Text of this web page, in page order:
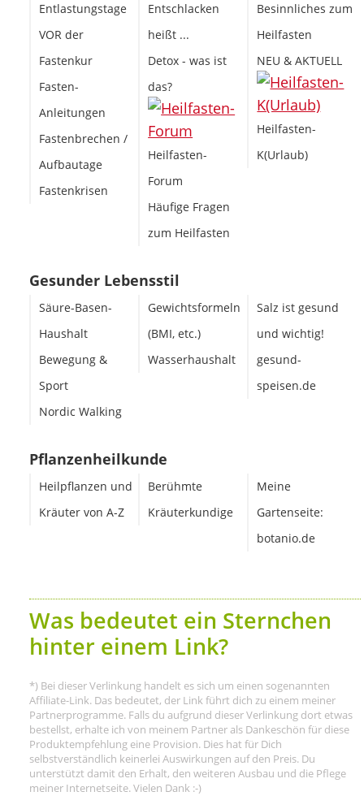
Entlastungstage
VOR der
Fastenkur
Fasten-
Anleitungen
Fastenbrechen /
Aufbautage
Fastenkrisen
Entschlacken
heißt ...
Detox - was ist
das?
Heilfasten-
Forum
Häufige Fragen
zum Heilfasten
Besinnliches zum
Heilfasten
NEU & AKTUELL
Heilfasten-
K(Urlaub)
Gesunder Lebensstil
Säure-Basen-
Haushalt
Bewegung &
Sport
Nordic Walking
Gewichtsformeln
(BMI, etc.)
Wasserhaushalt
Salz ist gesund
und wichtig!
gesund-
speisen.de
Pflanzenheilkunde
Heilpflanzen und
Kräuter von A-Z
Berühmte
Kräuterkundige
Meine
Gartenseite:
botanio.de
Was bedeutet ein Sternchen
hinter einem Link?
*) Bei dieser Verlinkung handelt es sich um einen sogenannten
Affiliate-Link. Das bedeutet, der Link führt dich zu einem meiner
Partnerprogramme. Falls du aufgrund dieser Verlinkung dort etwas
bestellst, erhalte ich von meinem Partner als Dankeschön für diese
Produktempfehlung eine Provision. Dies hat für Dich
selbstverständlich keinerlei Auswirkungen auf den Preis. Du
unterstützt damit den Erhalt, den weiteren Ausbau und die Pflege
meiner Internetseite. Vielen Dank :-)